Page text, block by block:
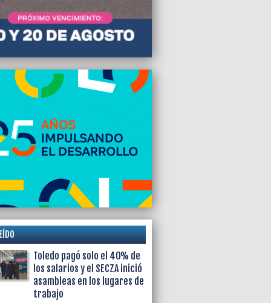
Toledo pagó solo el 40% de
los salarios y el SECZA inició
asambleas en los lugares de
trabajo